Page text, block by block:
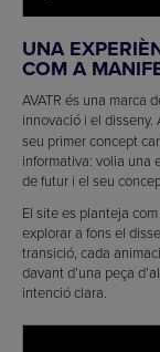
UNA
COM A
AVATR és una marca
innovació i el disseny.
seu primer concept
informativa: volia una
de futur i el seu
El site es planteja
explorar a fons el
transició, cada
davant d’una peça
intenció clara.